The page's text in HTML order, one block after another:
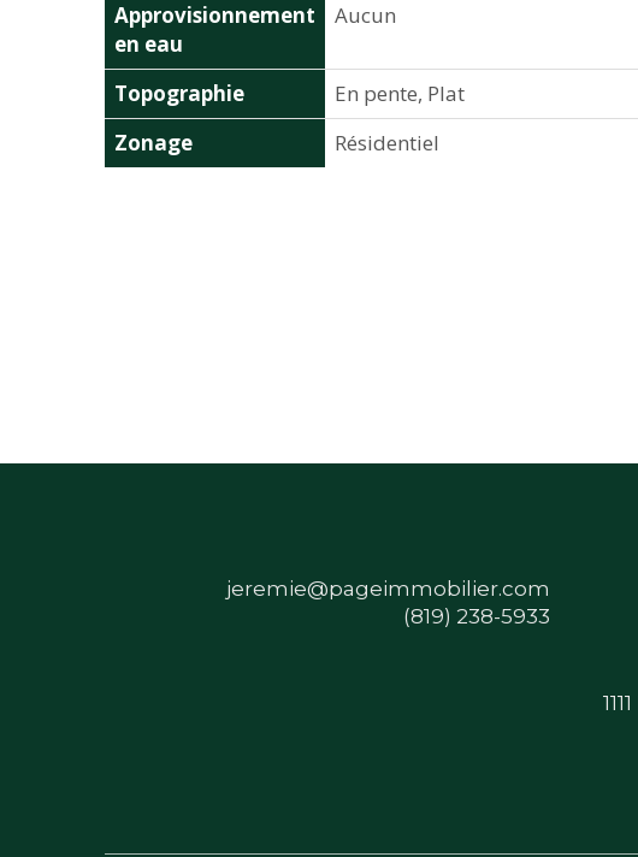
Approvisionnement
en eau
Aucun
Topographie
En pente, Plat
Zonage
Résidentiel
jeremie@pageimmobilier.com
(819) 238-5933